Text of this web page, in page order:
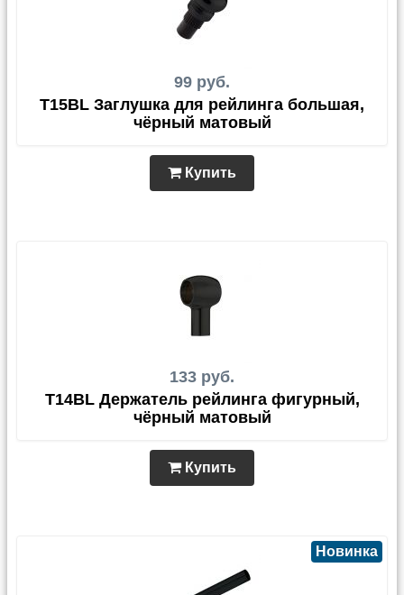
99 руб.
T15BL Заглушка для рейлинга большая,
чёрный матовый
Купить
133 руб.
T14BL Держатель рейлинга фигурный,
чёрный матовый
Купить
Новинка